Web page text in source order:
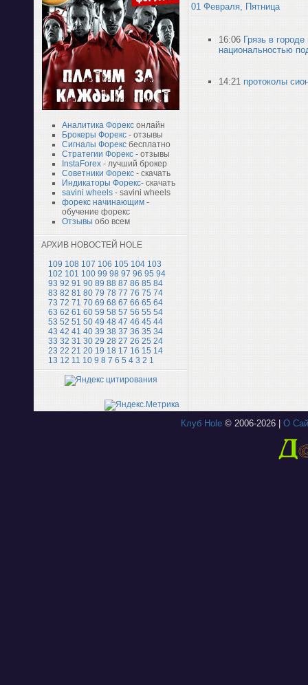
Аналитика Форекс онлайн
Брокеры Форекс - отзывы
Сигналы Форекс бесплатно
Стратегии Форекс - отзывы
InstaForex - лучший брокер
Советники Форекс - скачать
Индикаторы Форекс- скачать
savini wheels - savini wheels
форекс начинающим -
обучение форекс
Отзывы обо всем
АРХИВ НОВОСТЕЙ HOLE
109 108 107 106 105 104 103
102 101 100 99 98 97 96 95 94
93 92 91 90 89 88 87 86 85 84
83 82 81 80 79 78 77 76 75 74
73 72 71 70 69 68 67 66 65 64
63 62 61 60 59 58 57 56 55 54
53 52 51 50 49 48 47 46 45 44
43 42 41 40 39 38 37 36 35 34
33 32 31 30 29 28 27 26 25 24
23 22 21 20 19 18 17 16 15 14
13 12 11 10 9 8 7 6 5 4 3 2 1
01 Февраля, Пятница
16:06 Грязь в
национальностью
14:21 протоколы
Клуб Hole© 2006-2026 | О